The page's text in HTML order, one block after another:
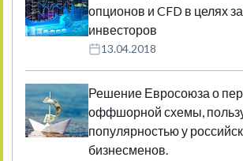
опционов и CFD в целях
инвесторов
13.04.2018
Решение Евросоюза о
оффшорной схемы,
популярностью у
бизнесменов.